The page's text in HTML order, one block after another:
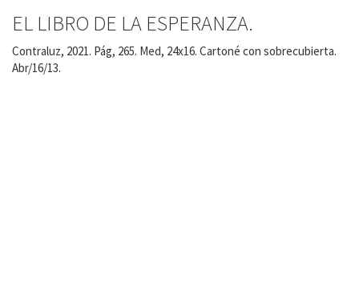
EL LIBRO DE LA ESPERANZA.
Contraluz, 2021. Pág, 265. Med, 24x16. Cartoné con sobrecubierta.
Abr/16/13.